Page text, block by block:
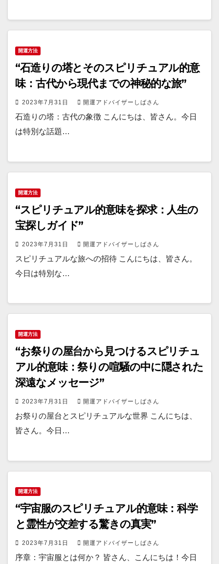
開運方法
“石造りの塔とそのスピリチュアル的意
味：古代から現代までの神秘的な旅”
2023年7月31日 開運アドバイザーしばさん
石造りの塔：古代の象徴 こんにちは、皆さん。今日
は特別な話題…
開運方法
“スピリチュアル的意味を探求：人生の
宝探しガイド”
2023年7月31日 開運アドバイザーしばさん
スピリチュアルな旅への招待 こんにちは、皆さん。
今日は特別な…
開運方法
“お祭りの屋台から見つけるスピリチュ
アル的意味：祭りの喧騒の中に隠された
深遠なメッセージ”
2023年7月31日 開運アドバイザーしばさん
お祭りの屋台とスピリチュアルな世界 こんにちは、
皆さん。今日…
開運方法
“宇宙服のスピリチュアル的意味：科学
と霊性が交差する驚きの真実”
2023年7月31日 開運アドバイザーしばさん
序章：宇宙服とは何か？ 皆さん、こんにちは！今日